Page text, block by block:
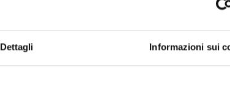
Dettagli Informazioni sui
Capitale Europea della Cultura 2025